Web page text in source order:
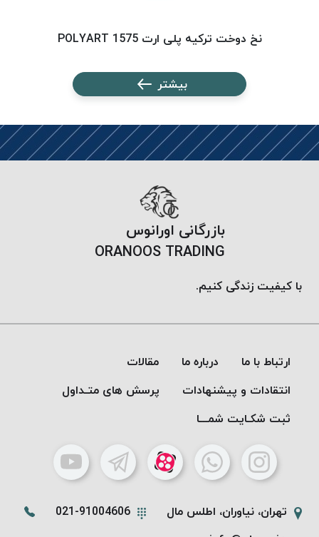
نسوز
Aramid
&
Aramid
نخ دوخت ترکیه پلی ارت 1575 POLYART
بیشتر
بازرگانی اورانوس
ORANOOS TRADING
با کیفیت زندگی کنیم.
ارتباط با ما درباره ما
مقالات
انتقادات و پیشنهادات
پرسش های متـداول
ثبت شکـایت شمـــا
تهران، نیاوران، اطلس مال
021-91004606